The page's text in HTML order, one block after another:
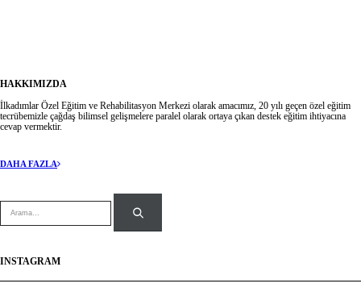
HAKKIMIZDA
İlkadımlar Özel Eğitim ve Rehabilitasyon Merkezi olarak amacımız, 20 yılı geçen özel eğitim
tecrübemizle çağdaş bilimsel gelişmelere paralel olarak ortaya çıkan destek eğitim ihtiyacına
cevap vermektir.
DAHA FAZLA
INSTAGRAM